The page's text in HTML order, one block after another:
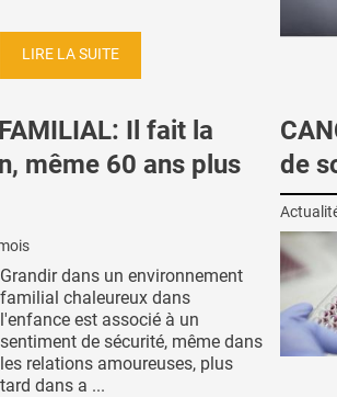
LIRE LA SUITE
Il fait la
même 60 ans plus
Grandir dans un environnement
familial chaleureux dans
l'enfance est associé à un
sentiment de sécurité, même dans
les relations amoureuses, plus
tard dans a ...
de